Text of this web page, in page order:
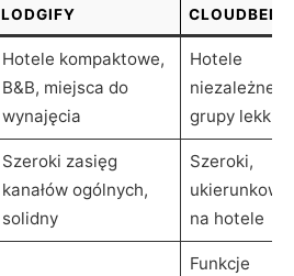
LODGIFY CLOUDBEDS
Hotele kompaktowe,
B&B, miejsca do
wynajęcia
Hotele
niezależne i
grupy lekkie
Szeroki zasięg
kanałów ogólnych,
solidny
Szeroki,
na hotele
Funkcje